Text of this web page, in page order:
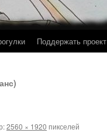
Поддержать проект
2560 × 1920 пикселей